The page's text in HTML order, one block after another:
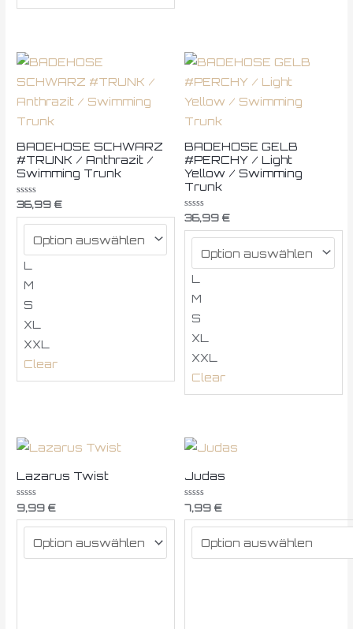
BADEHOSE SCHWARZ
#TRUNK / Anthrazit /
Swimming Trunk
Bewertet
0
36,99 €
L
M
S
XL
XXL
Clear
BADEHOSE GELB
#PERCHY / Light
Yellow / Swimming
Trunk
Bewertet
0
36,99 €
L
M
S
XL
XXL
Clear
Lazarus Twist
Bewertet
mit
0
9,99 €
Judas
Bewertet
mit
0
7,99 €